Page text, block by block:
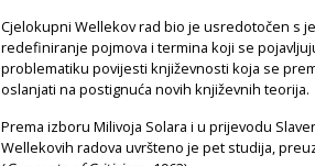
Cjelokupni Wellekov rad bio je usredotočen s
redefiniranje pojmova i termina koji se
problematiku povijesti književnosti koja se
oslanjati na postignuća novih književnih teorija.
Prema izboru Milivoja Solara i u prijevodu
Wellekovih radova uvršteno je pet studija,